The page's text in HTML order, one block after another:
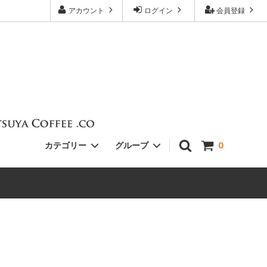
会員登録
ログイン
アカウント
0
カテゴリー グループ